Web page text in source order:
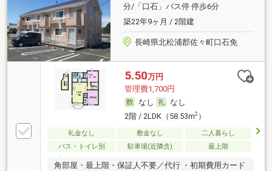
分/「口石」バス停 停歩6分
築22年9ヶ月 / 2階建
長崎県北松浦郡佐々町口石免
5.50万円
管理費1,700円
なし
なし
2階 / 2LDK（58.53m2）
礼金なし 敷金なし
二人暮らし
バス・トイレ別
駐車場(近隣含) 最上階
角部屋・最上階・保証人不要／代行 ・初期費用カード